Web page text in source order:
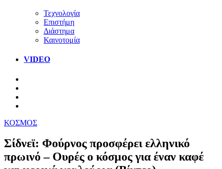
Τεχνολογία
Επιστήμη
Διάστημα
Καινοτομία
VIDEO
ΚΟΣΜΟΣ
Σίδνεϊ: Φούρνος προσφέρει ελληνικό
πρωινό – Ουρές ο κόσμος για έναν καφέ